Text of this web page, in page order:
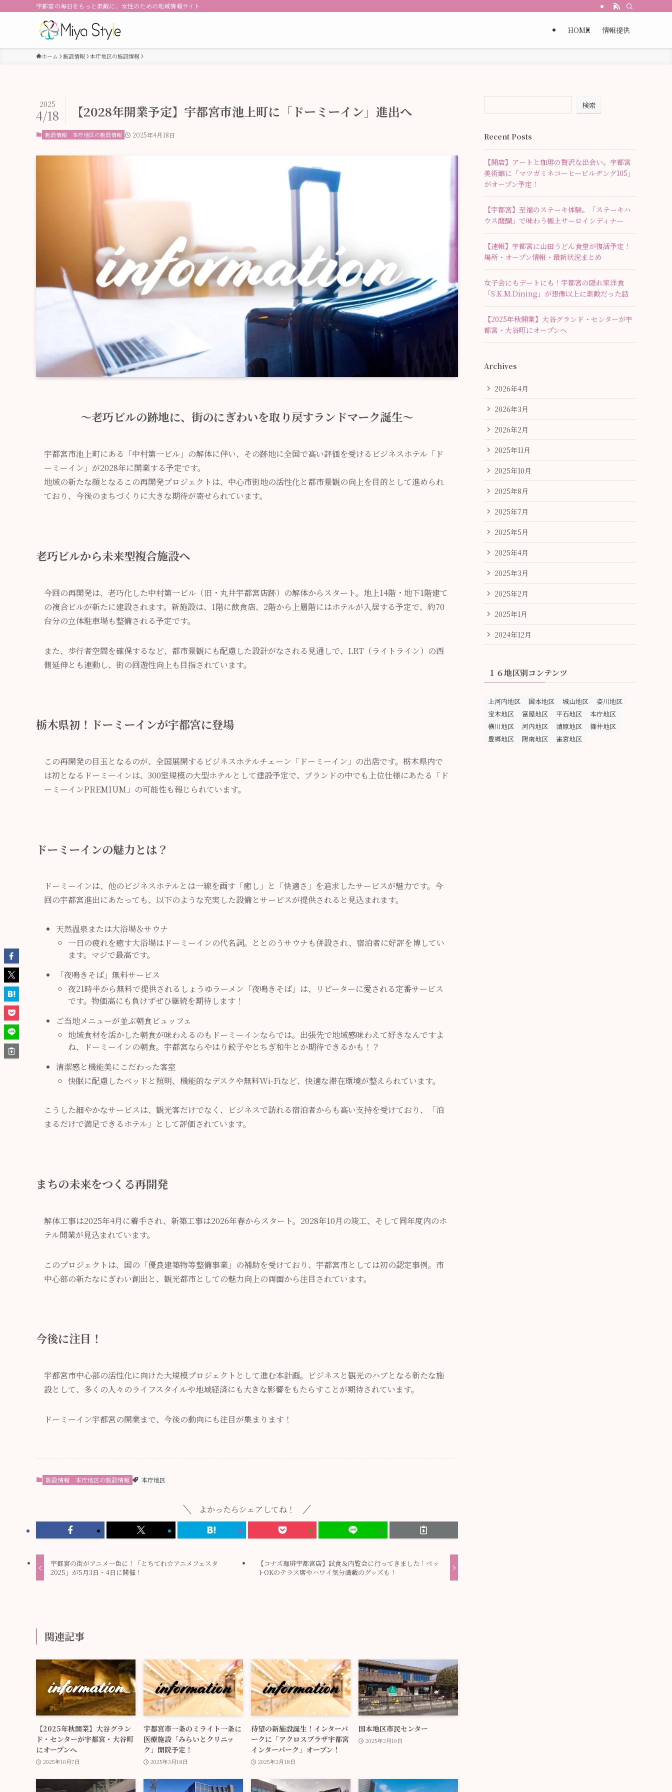
宇都宮の毎日をもっと素敵に、女性のための地域情報サイト
HOME 情報提供
ホーム 施設情報 本庁地区の施設情報
【2028年開業予定】宇都宮市池上町に「ドーミーイン」進出へ
2025
4/18
施設情報 本庁地区の施設情報 2025年4月18日
～老巧ビルの跡地に、街のにぎわいを取り戻すランドマーク誕生～
宇都宮市池上町にある「中村第一ビル」の解体に伴い、その跡地に全国で高い評価を受けるビジネスホテル「ド
ーミーイン」が2028年に開業する予定です。
地域の新たな顔となるこの再開発プロジェクトは、中心市街地の活性化と都市景観の向上を目的として進められ
ており、今後のまちづくりに大きな期待が寄せられています。
老巧ビルから未来型複合施設へ
今回の再開発は、老巧化した中村第一ビル（旧・丸井宇都宮店跡）の解体からスタート。地上14階・地下1階建て
の複合ビルが新たに建設されます。新施設は、1階に飲食店、2階から上層階にはホテルが入居する予定で、約70
台分の立体駐車場も整備される予定です。
また、歩行者空間を確保するなど、都市景観にも配慮した設計がなされる見通しで、LRT（ライトライン）の西
側延伸とも連動し、街の回遊性向上も目指されています。
栃木県初！ドーミーインが宇都宮に登場
この再開発の目玉となるのが、全国展開するビジネスホテルチェーン「ドーミーイン」の出店です。栃木県内で
は初となるドーミーインは、300室規模の大型ホテルとして建設予定で、ブランドの中でも上位仕様にあたる「ド
ーミーインPREMIUM」の可能性も報じられています。
ドーミーインの魅力とは？
ドーミーインは、他のビジネスホテルとは一線を画す「癒し」と「快適さ」を追求したサービスが魅力です。今
回の宇都宮進出にあたっても、以下のような充実した設備とサービスが提供されると見込まれます。
天然温泉または大浴場＆サウナ
一日の疲れを癒す大浴場はドーミーインの代名詞。ととのうサウナも併設され、宿泊者に好評を博してい
ます。マジで最高です。
「夜鳴きそば」無料サービス
夜21時半から無料で提供されるしょうゆラーメン「夜鳴きそば」は、リピーターに愛される定番サービス
です。物価高にも負けずぜひ継続を期待します！
ご当地メニューが並ぶ朝食ビュッフェ
地域食材を活かした朝食が味わえるのもドーミーインならでは。出張先で地域感味わえて好きなんですよ
ね、ドーミーインの朝食。宇都宮ならやはり餃子やとちぎ和牛とか期待できるかも！？
清潔感と機能美にこだわった客室
快眠に配慮したベッドと照明、機能的なデスクや無料Wi-Fiなど、快適な滞在環境が整えられています。
こうした細やかなサービスは、観光客だけでなく、ビジネスで訪れる宿泊者からも高い支持を受けており、「泊
まるだけで満足できるホテル」として評価されています。
まちの未来をつくる再開発
解体工事は2025年4月に着手され、新築工事は2026年春からスタート。2028年10月の竣工、そして同年度内のホ
テル開業が見込まれています。
このプロジェクトは、国の「優良建築物等整備事業」の補助を受けており、宇都宮市としては初の認定事例。市
中心部の新たなにぎわい創出と、観光都市としての魅力向上の両面から注目されています。
今後に注目！
宇都宮市中心部の活性化に向けた大規模プロジェクトとして進む本計画。ビジネスと観光のハブとなる新たな施
設として、多くの人々のライフスタイルや地域経済にも大きな影響をもたらすことが期待されています。
ドーミーイン宇都宮の開業まで、今後の動向にも注目が集まります！
施設情報 本庁地区の施設情報 本庁地区
よかったらシェアしてね！
宇都宮の街がアニメ一色に！「とちてれ☆アニメフェスタ
2025」が5月3日・4日に開催！
【コナズ珈琲宇都宮店】試食＆内覧会に行ってきました！ペッ
トOKのテラス席やハワイ気分満載のグッズも！
関連記事
【2025年秋開業】大谷グラン
ド・センターが宇都宮・大谷町
にオープンへ
2025年10月7日
宇都宮市一条のミライト一条に
医療施設「みらいとクリニッ
ク」開院予定！
2025年3月18日
待望の新施設誕生！インターパ
ークに「アクロスプラザ宇都宮
インターパーク」オープン！
2025年2月18日
国本地区市民センター
2025年2月10日
検索
Recent Posts
【開店】アートと珈琲の贅沢な出会い。宇都宮
美術館に「マツガミネコーヒービルヂング105」
がオープン予定！
【宇都宮】至福のステーキ体験。「ステーキハ
ウス醍醐」で味わう極上サーロインディナー
【速報】宇都宮に山田うどん食堂が復活予定！
場所・オープン情報・最新状況まとめ
女子会にもデートにも！宇都宮の隠れ家洋食
「S.K.M.Dining」が想像以上に素敵だった話
【2025年秋開業】大谷グランド・センターが宇
都宮・大谷町にオープンへ
Archives
2026年4月
2026年3月
2026年2月
2025年11月
2025年10月
2025年8月
2025年7月
2025年5月
2025年4月
2025年3月
2025年2月
2025年1月
2024年12月
１６地区別コンテンツ
上河内地区 国本地区 城山地区
姿川地区
宝木地区
富屋地区 平石地区
本庁地区
横川地区
河内地区 清原地区
篠井地区
豊郷地区
陽南地区 雀宮地区